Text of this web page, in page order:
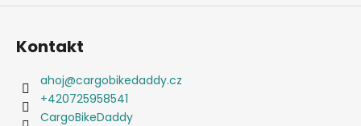
Kontakt
ahoj@cargobikedaddy.cz
+420725958541
CargoBikeDaddy